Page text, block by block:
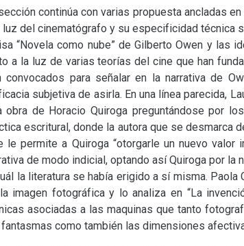
continúa con varias propuesta ancladas
luz del cinematógrafo y su especificidad técnica
“Novela como nube” de Gilberto Owen y las
a la luz de varias teorías del cine que han
convocados para señalar en la narrativa de
subjetiva de asirla. En una línea parecida,
obra de Horacio Quiroga preguntándose por
escritural, donde la autora que se desmarca
le permite a Quiroga “otorgarle un nuevo
de modo indicial, optando así Quiroga por
la literatura se había erigido a sí misma.
imagen fotográfica y lo analiza en “La
asociadas a las maquinas que tanto
como también las dimensiones